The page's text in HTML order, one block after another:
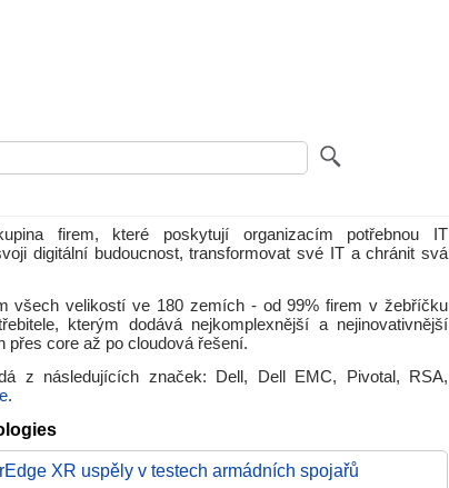
firem, které poskytují organizacím potřebnou IT
digitální budoucnost, transformovat své IT a chránit svá
všech velikostí ve 180 zemích - od 99% firem v žebříčku
kterým dodává nejkomplexnější a nejinovativnější
přes core až po cloudová řešení.
z následujících značek: Dell, Dell EMC, Pivotal, RSA,
.
XR uspěly v testech armádních spojařů